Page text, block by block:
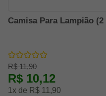
Camisa Para Lampião
R$ 11,90
R$ 10,12
1x de R$ 11,90